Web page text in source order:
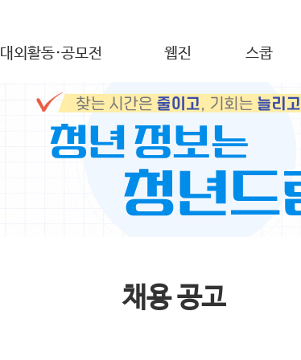
대외활동·공모전 웹진 스쿱
채용 공고